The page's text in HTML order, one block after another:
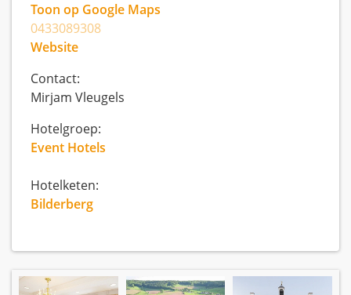
Toon op Google Maps
0433089308
Website
Contact:
Mirjam Vleugels
Hotelgroep:
Event Hotels
Hotelketen:
Bilderberg